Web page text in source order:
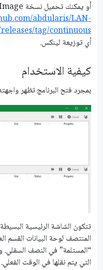
أو يمكنك تحميل نسخة AppImage من البرنامج من الرابط
abdularis/LAN-
tag/continuous
أي توزيعة لينكس.
كيفية الاستخدام
بمجرد فتح البرنامج تظهر
تتكون الشاشة الرئيسية
المنتصف لوحة البيانات القسم
“المستلمة” في النصف السفلي.
التي يتم نقلها في الوقت الفعلي.